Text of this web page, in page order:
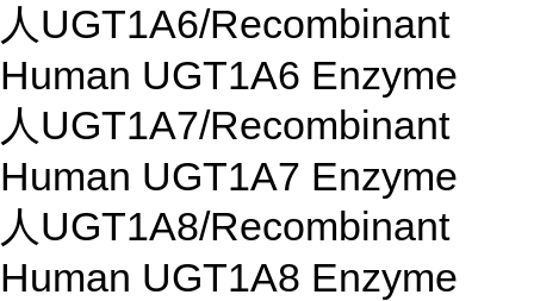
人UGT1A6/Recombinant
Human UGT1A6 Enzyme
人UGT1A7/Recombinant
Human UGT1A7 Enzyme
人UGT1A8/Recombinant
Human UGT1A8 Enzyme